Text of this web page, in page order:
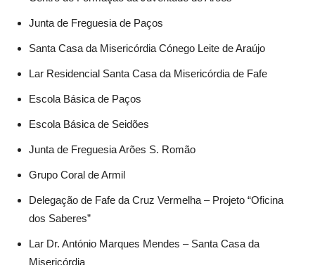
Junta de Freguesia de Paços
Santa Casa da Misericórdia Cónego Leite de Araújo
Lar Residencial Santa Casa da Misericórdia de Fafe
Escola Básica de Paços
Escola Básica de Seidões
Junta de Freguesia Arões S. Romão
Grupo Coral de Armil
Delegação de Fafe da Cruz Vermelha – Projeto “Oficina
dos Saberes”
Lar Dr. António Marques Mendes – Santa Casa da
Misericórdia